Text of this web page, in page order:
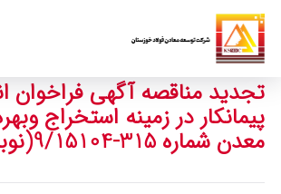
تجدید مناقصه آگهی فراخوان
پیمانکار در زمینه استخراج
معدن شماره 315-9/15104(نوبت دوم)